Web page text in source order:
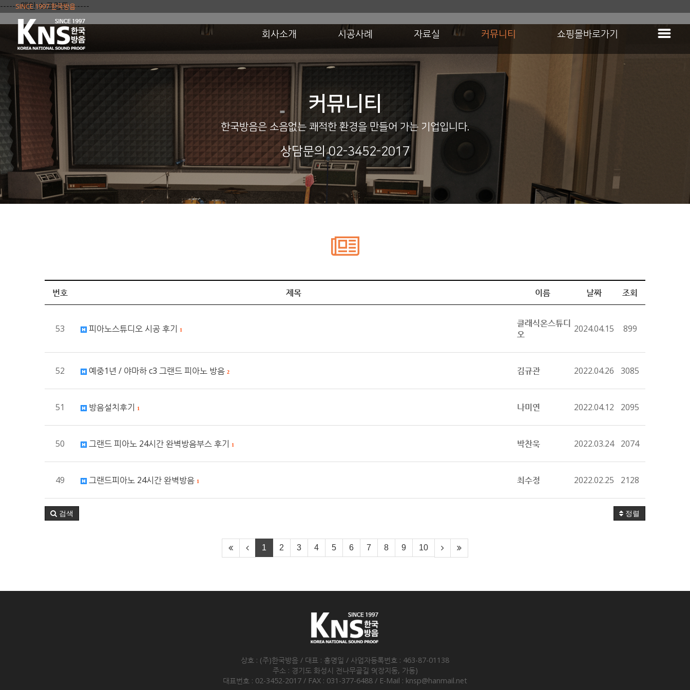
------ 메인 스크립트 ------
SINCE 1997 한국방음
회사소개 시공사례 자료실 커뮤니티 쇼핑몰바로가기
커뮤니티
한국방음은 소음없는 쾌적한 환경을 만들어 가는 기업입니다.
상담문의 02-3452-2017
번호 제목 이름 날짜 조회
53 피아노스튜디오 시공 후기 1
클래식온스튜디
오
2024.04.15 899
52 예중1년 / 야마하 c3 그랜드 피아노 방음 2 김규관 2022.04.26 3085
51 방음설치후기 1 나미연 2022.04.12 2095
50 그랜드 피아노 24시간 완벽방음부스 후기 1 박찬욱 2022.03.24 2074
49 그랜드피아노 24시간 완벽방음 1 최수정 2022.02.25 2128
정렬
검색
1 2 3 4 5 6 7 8 9 10
상호 : (주)한국방음 / 대표 : 홍명일 / 사업자등록번호 : 463-87-01138
주소 : 경기도 화성시 전나무골길 9(장지동, 가동)
대표번호 : 02-3452-2017 / FAX : 031-377-6488 / E-Mail : knsp@hanmail.net